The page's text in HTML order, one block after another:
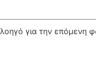
για την επόμενη